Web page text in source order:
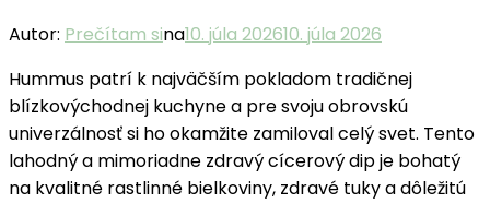
Autor: Prečítam sina10. júla 202610. júla 2026
Hummus patrí k najväčším pokladom tradičnej
blízkovýchodnej kuchyne a pre svoju obrovskú
univerzálnosť si ho okamžite zamiloval celý svet. Tento
lahodný a mimoriadne zdravý cícerový dip je bohatý
na kvalitné rastlinné bielkoviny, zdravé tuky a dôležitú